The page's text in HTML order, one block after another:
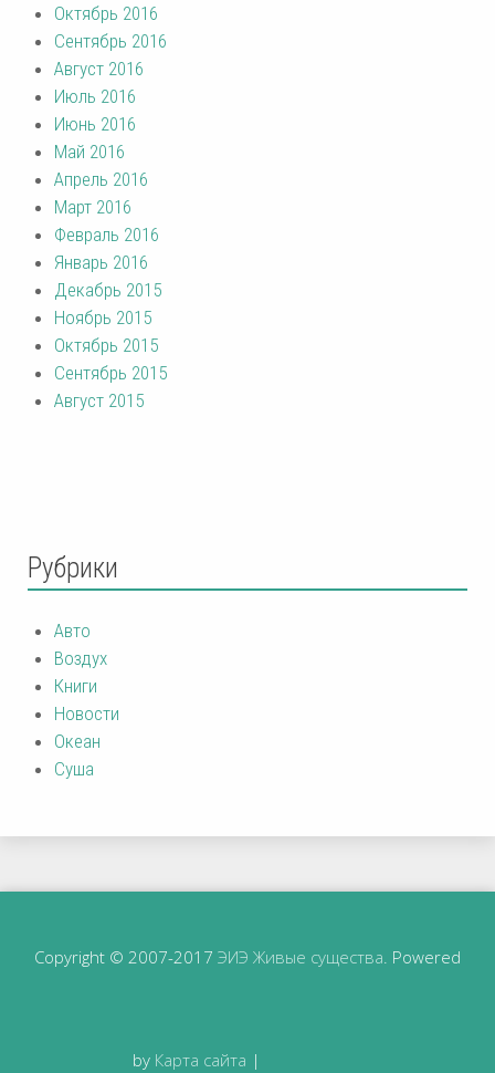
Октябрь 2016
Сентябрь 2016
Август 2016
Июль 2016
Июнь 2016
Май 2016
Апрель 2016
Март 2016
Февраль 2016
Январь 2016
Декабрь 2015
Ноябрь 2015
Октябрь 2015
Сентябрь 2015
Август 2015
Рубрики
Авто
Воздух
Книги
Новости
Океан
Суша
Copyright © 2007-2017 ЭИЭ Живые существа . Powered
by Карта сайта |